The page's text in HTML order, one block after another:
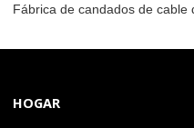
Fábrica de candados de cable
HOGAR